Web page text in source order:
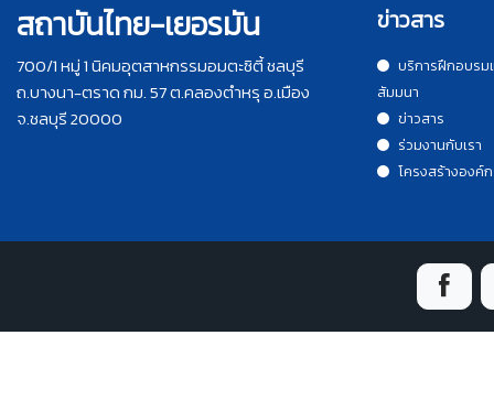
สถาบันไทย-เยอรมัน
700/1 หมู่ 1 นิคมอุตสาหกรรมอมตะซิตี้ ชลบุรี
ถ.บางนา-ตราด กม. 57 ต.คลองตำหรุ อ.เมือง
จ.ชลบุรี 20000
ข่าวสาร
บริการฝึกอบรม
สัมมนา
ข่าวสาร
ร่วมงานกับเรา
โครงสร้างองค์